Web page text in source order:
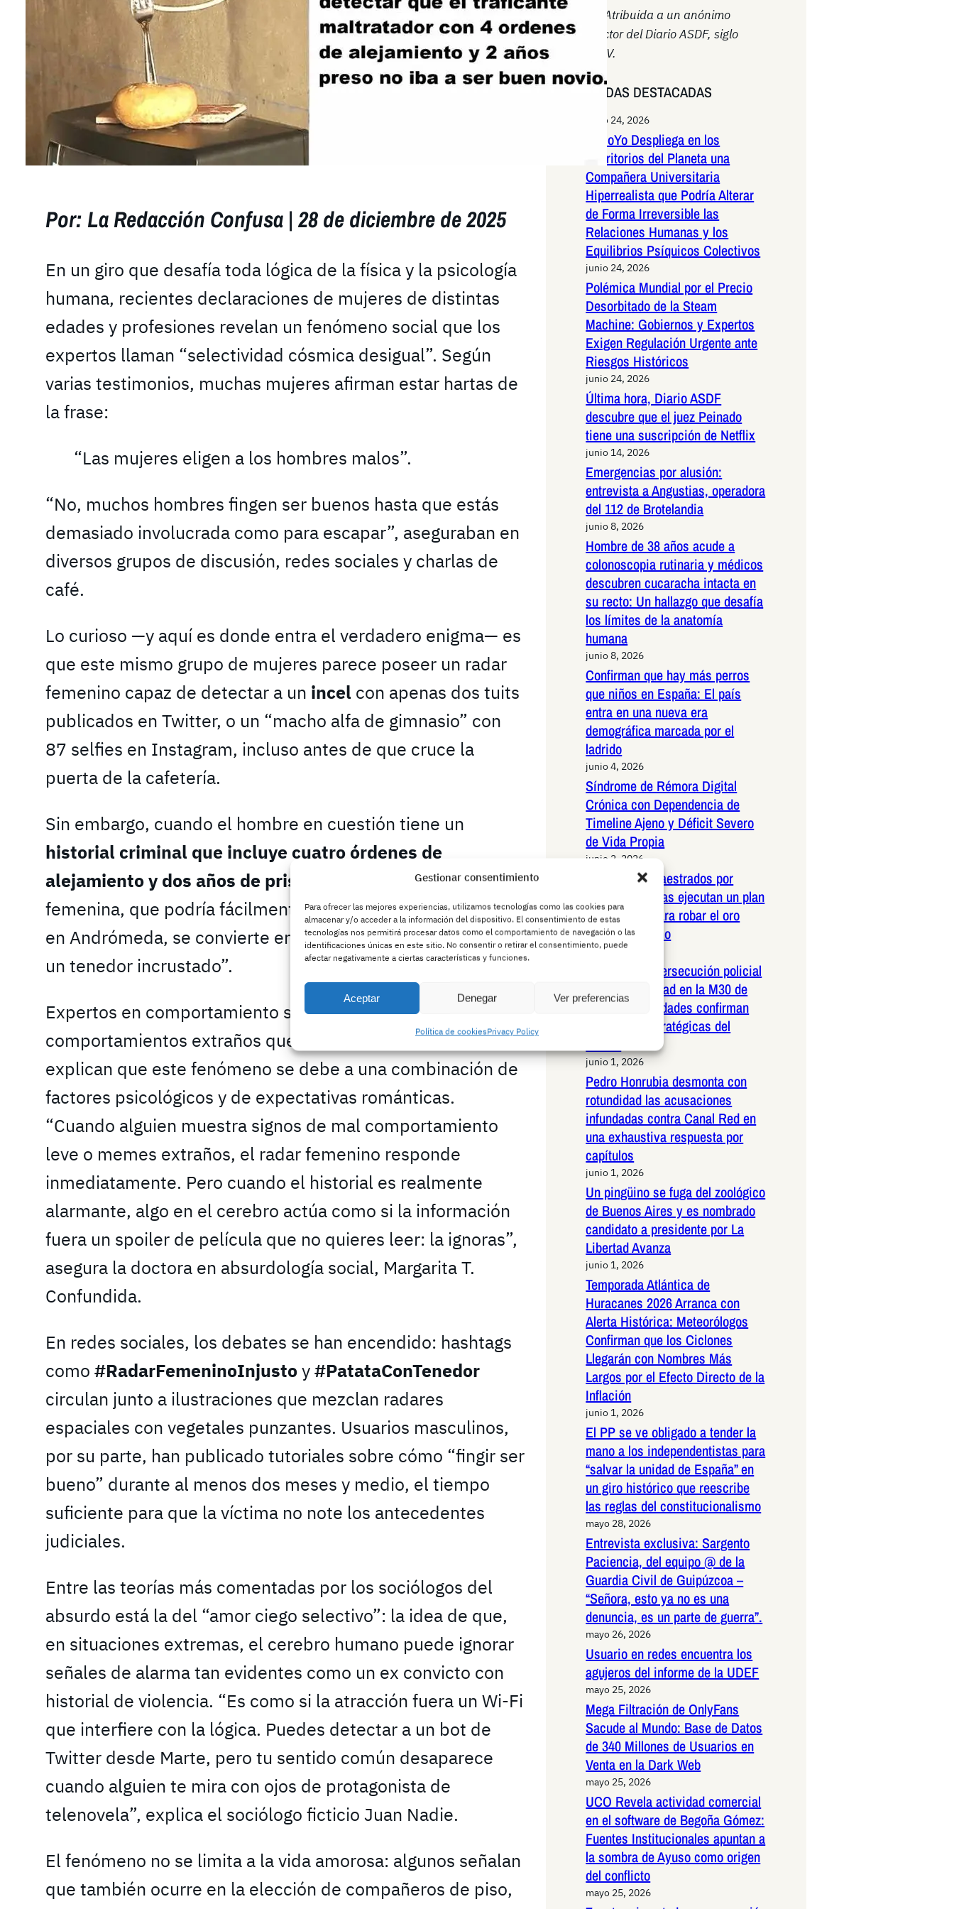
Gestionar consentimiento
Para ofrecer las mejores experiencias, utilizamos tecnologías como las cookies para
almacenar y/o acceder a la información del dispositivo. El consentimiento de estas
tecnologías nos permitirá procesar datos como el comportamiento de navegación o las
identificaciones únicas en este sitio. No consentir o retirar el consentimiento, puede
afectar negativamente a ciertas características y funciones.
Aceptar Denegar Ver preferencias
Política de cookiesPrivacy Policy
Por: La Redacción Confusa | 28 de diciembre de 2025
En un giro que desafía toda lógica de la física y la psicología
humana, recientes declaraciones de mujeres de distintas
edades y profesiones revelan un fenómeno social que los
expertos llaman “selectividad cósmica desigual”. Según
varias testimonios, muchas mujeres afirman estar hartas de
la frase:
“Las mujeres eligen a los hombres malos”.
“No, muchos hombres fingen ser buenos hasta que estás
demasiado involucrada como para escapar”, aseguraban en
diversos grupos de discusión, redes sociales y charlas de
café.
Lo curioso —y aquí es donde entra el verdadero enigma— es
que este mismo grupo de mujeres parece poseer un radar
femenino capaz de detectar a un incel con apenas dos tuits
publicados en Twitter, o un “macho alfa de gimnasio” con
87 selfies en Instagram, incluso antes de que cruce la
puerta de la cafetería.
Sin embargo, cuando el hombre en cuestión tiene un
historial criminal que incluye cuatro órdenes de
alejamiento y dos años de prisión
, la misma radar
femenina, que podría fácilmente localizar un agujero negro
en Andrómeda, se convierte en una especie de “patata con
un tenedor incrustado”.
Expertos en comportamiento social —o al menos en
comportamientos extraños que nadie entiende del todo—
explican que este fenómeno se debe a una combinación de
factores psicológicos y de expectativas románticas.
“Cuando alguien muestra signos de mal comportamiento
leve o memes extraños, el radar femenino responde
inmediatamente. Pero cuando el historial es realmente
alarmante, algo en el cerebro actúa como si la información
fuera un spoiler de película que no quieres leer: la ignoras”,
asegura la doctora en absurdología social, Margarita T.
Confundida.
En redes sociales, los debates se han encendido: hashtags
como #RadarFemeninoInjustoy#PatataConTenedor
circulan junto a ilustraciones que mezclan radares
espaciales con vegetales punzantes. Usuarios masculinos,
por su parte, han publicado tutoriales sobre cómo “fingir ser
bueno” durante al menos dos meses y medio, el tiempo
suficiente para que la víctima no note los antecedentes
judiciales.
Entre las teorías más comentadas por los sociólogos del
absurdo está la del “amor ciego selectivo”: la idea de que,
en situaciones extremas, el cerebro humano puede ignorar
señales de alarma tan evidentes como un ex convicto con
historial de violencia. “Es como si la atracción fuera un Wi-Fi
que interfiere con la lógica. Puedes detectar a un bot de
Twitter desde Marte, pero tu sentido común desaparece
cuando alguien te mira con ojos de protagonista de
telenovela”, explica el sociólogo ficticio Juan Nadie.
El fenómeno no se limita a la vida amorosa: algunos señalan
que también ocurre en la elección de compañeros de piso,
~ Atribuida a un anónimo
lector del Diario ASDF, siglo
XIV.
ENTRADAS DESTACADAS
junio 24, 2026
miHoYo Despliega en los
Escritorios del Planeta una
Compañera Universitaria
Hiperrealista que Podría Alterar
de Forma Irreversible las
Relaciones Humanas y los
Equilibrios Psíquicos Colectivos
junio 24, 2026
Polémica Mundial por el Precio
Desorbitado de la Steam
Machine: Gobiernos y Expertos
Exigen Regulación Urgente ante
Riesgos Históricos
junio 24, 2026
Última hora, Diario ASDF
descubre que el juez Peinado
tiene una suscripción de Netflix
junio 14, 2026
Emergencias por alusión:
entrevista a Angustias, operadora
del 112 de Brotelandia
junio 8, 2026
Hombre de 38 años acude a
colonoscopia rutinaria y médicos
descubren cucaracha intacta en
su recto: Un hallazgo que desafía
los límites de la anatomía
humana
junio 8, 2026
Confirman que hay más perros
que niños en España: El país
entra en una nueva era
demográfica marcada por el
ladrido
junio 4, 2026
Síndrome de Rémora Digital
Crónica con Dependencia de
Timeline Ajeno y Déficit Severo
de Vida Propia
junio 2, 2026
Periquitos amaestrados por
redes Españolas ejecutan un plan
sistemático para robar el oro
latinoamericano
junio 2, 2026
Jabalí lidera persecución policial
de alta velocidad en la M30 de
Madrid: Autoridades confirman
maniobras estratégicas del
junio 1, 2026
Pedro Honrubia desmonta con
rotundidad las acusaciones
infundadas contra Canal Red en
una exhaustiva respuesta por
capítulos
junio 1, 2026
Un pingüino se fuga del zoológico
de Buenos Aires y es nombrado
candidato a presidente por La
Libertad Avanza
junio 1, 2026
Temporada Atlántica de
Huracanes 2026 Arranca con
Alerta Histórica: Meteorólogos
Confirman que los Ciclones
Llegarán con Nombres Más
Largos por el Efecto Directo de la
Inflación
junio 1, 2026
El PP se ve obligado a tender la
mano a los independentistas para
“salvar la unidad de España” en
un giro histórico que reescribe
las reglas del constitucionalismo
mayo 28, 2026
Entrevista exclusiva: Sargento
Paciencia, del equipo @ de la
Guardia Civil de Guipúzcoa –
“Señora, esto ya no es una
denuncia, es un parte de guerra”.
mayo 26, 2026
Usuario en redes encuentra los
agujeros del informe de la UDEF
mayo 25, 2026
Mega Filtración de OnlyFans
Sacude al Mundo: Base de Datos
de 340 Millones de Usuarios en
Venta en la Dark Web
mayo 25, 2026
UCO Revela actividad comercial
en el software de Begoña Gómez:
Fuentes Institucionales apuntan a
la sombra de Ayuso como origen
del conflicto
mayo 25, 2026